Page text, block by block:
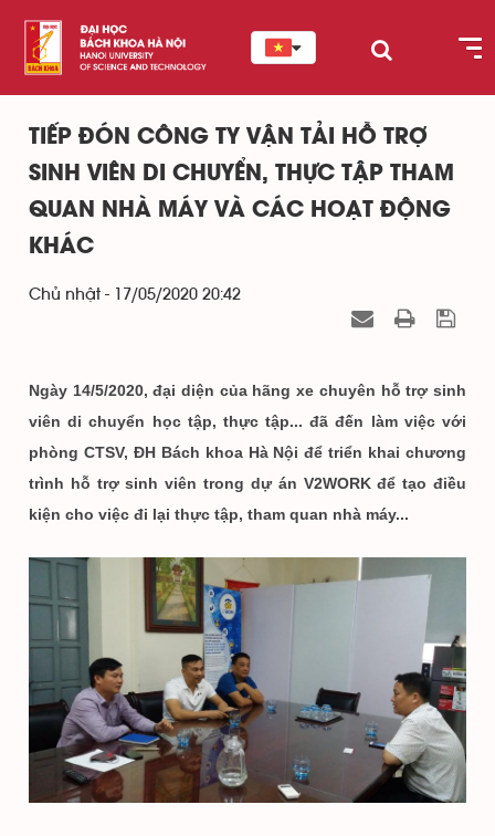
TIẾP ĐÓN CÔNG TY VẬN TẢI HỖ TRỢ
SINH VIÊN DI CHUYỂN, THỰC TẬP THAM
QUAN NHÀ MÁY VÀ CÁC HOẠT ĐỘNG
KHÁC
Chủ nhật - 17/05/2020 20:42
Ngày 14/5/2020, đại diện của hãng xe chuyên hỗ trợ sinh
viên di chuyển học tập, thực tập... đã đến làm việc với
phòng CTSV, ĐH Bách khoa Hà Nội để triển khai chương
trình hỗ trợ sinh viên trong dự án V2WORK để tạo điều
kiện cho việc đi lại thực tập, tham quan nhà máy...